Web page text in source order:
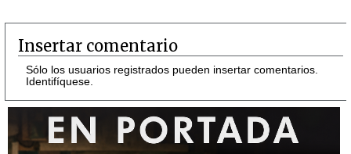
Insertar comentario
Sólo los usuarios registrados pueden insertar comentarios.
Identifíquese.